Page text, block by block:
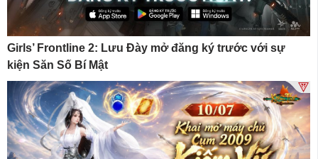
Girls’ Frontline 2: Lưu Đày mở đăng ký trước với sự
kiện Săn Số Bí Mật